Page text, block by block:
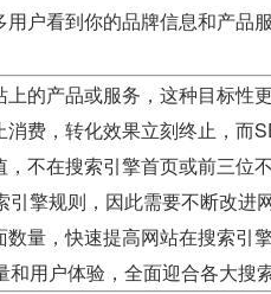
户看到你的品牌信息和产品
的产品或服务，这种目标性
费，转化效果立刻终止，而
不在搜索引擎首页或前三位
擎规则，因此需要不断改进
量，快速提高网站在搜索引
用户体验，全面迎合各大搜